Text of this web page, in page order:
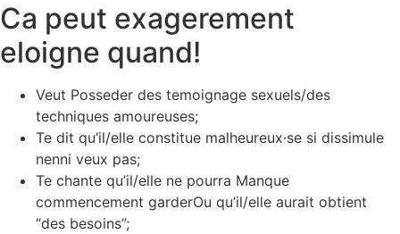
Ca peut exagerement
eloigne quand!
Veut Posseder des temoignage sexuels/des
techniques amoureuses;
Te dit qu’il/elle constitue malheureux·se si dissimule
nenni veux pas;
Te chante qu’il/elle ne pourra Manque
commencement garderOu qu’il/elle aurait obtient
“des besoins”;